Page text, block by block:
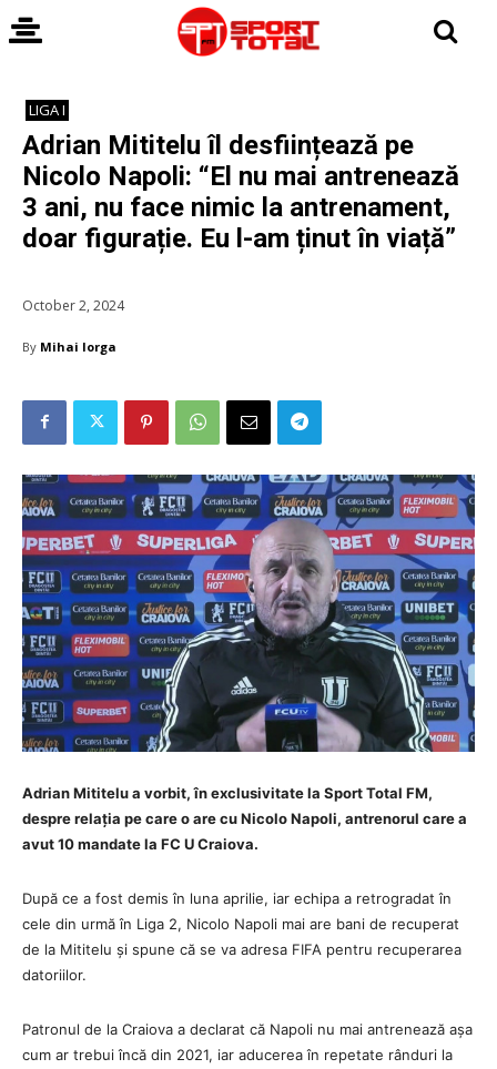
LIGA I
Adrian Mititelu îl desființează pe
Nicolo Napoli: “El nu mai antrenează
3 ani, nu face nimic la antrenament,
doar figurație. Eu l-am ținut în viață”
October 2, 2024
By Mihai Iorga
Adrian Mititelu a vorbit, în exclusivitate la Sport Total FM,
despre relația pe care o are cu Nicolo Napoli, antrenorul care a
avut 10 mandate la FC U Craiova.
După ce a fost demis în luna aprilie, iar echipa a retrogradat în
cele din urmă în Liga 2, Nicolo Napoli mai are bani de recuperat
de la Mititelu și spune că se va adresa FIFA pentru recuperarea
datoriilor.
Patronul de la Craiova a declarat că Napoli nu mai antrenează așa
cum ar trebui încă din 2021, iar aducerea în repetate rânduri la